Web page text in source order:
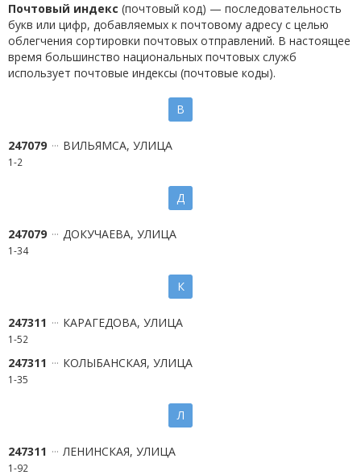
Почтовый индекс (почтовый код) — последовательность
букв или цифр, добавляемых к почтовому адресу с целью
облегчения сортировки почтовых отправлений. В настоящее
время большинство национальных почтовых служб
использует почтовые индексы (почтовые коды).
В
247079 ВИЛЬЯМСА, УЛИЦА
1-2
Д
247079 ДОКУЧАЕВА, УЛИЦА
1-34
К
247311 КАРАГЕДОВА, УЛИЦА
1-52
247311 КОЛЫБАНСКАЯ, УЛИЦА
1-35
Л
247311 ЛЕНИНСКАЯ, УЛИЦА
1-92